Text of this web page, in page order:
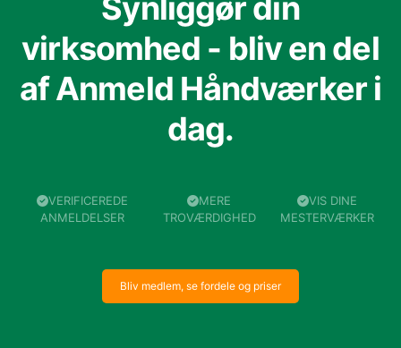
Synliggør din
virksomhed - bliv en del
af Anmeld Håndværker i
dag.
VERIFICEREDE
ANMELDELSER
MERE
TROVÆRDIGHED
VIS DINE
MESTERVÆRKER
Bliv medlem, se fordele og priser